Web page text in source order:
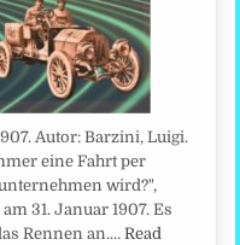
Autor: Barzini, Luigi.
eine Fahrt per
wird?",
31. Januar 1907. Es
Rennen an.…Read